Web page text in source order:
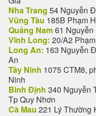
Nha Trang 54 Nguyễn
Vũng Tàu 185B Phạm
Quảng Nam61 Nguyễn
Vĩnh Long: 20/A2
Long An: 163 Nguyễn
An
Tây Ninh 1075 CTM8,
Ninh
Bình Định 340 Nguyễn
Tp Quy Nhơn
Cà Mau 221 Lý Thường